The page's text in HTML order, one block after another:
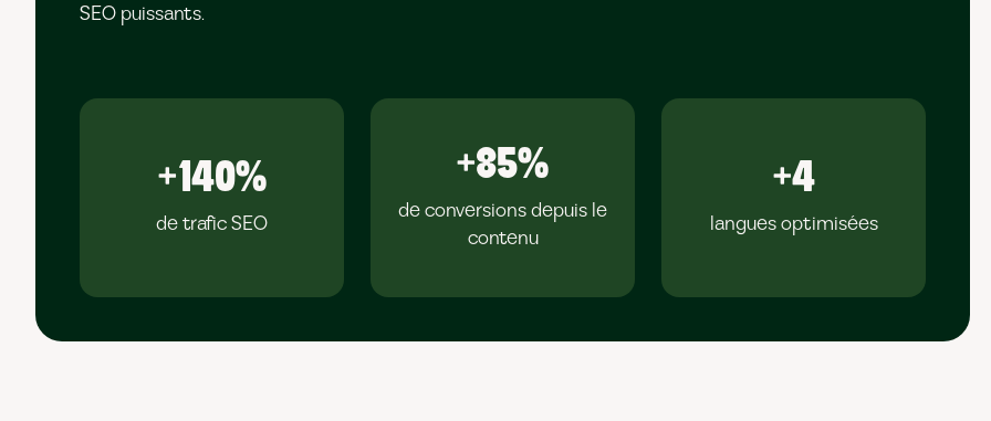
SEO puissants.
+140%
de trafic SEO
+85%
de conversions depuis le
contenu
+4
langues optimisées